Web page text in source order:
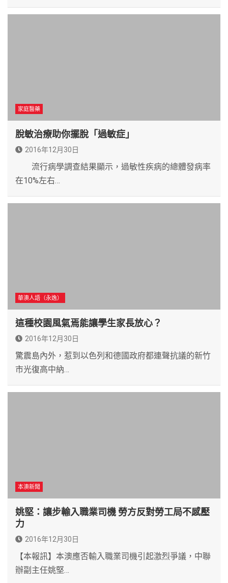
家庭醫藥
脫敏治療助你擺脫「過敏症」
2016年12月30日
流行病學調查結果顯示，過敏性疾病的總體發病率
在10%左右…
華澳人語（永逸）
這種校園風氣焉能讓學生家長放心？
2016年12月30日
驚震島內外，惹到以色列和德國政府都連聲抗議的新竹
市光復高中納…
本澳新聞
姚堅：讓步輸入職業司機 勞方反對勞工局不感壓
力
2016年12月30日
【本報訊】本澳應否輸入職業司機引起激烈爭議，中聯
辦副主任姚堅…